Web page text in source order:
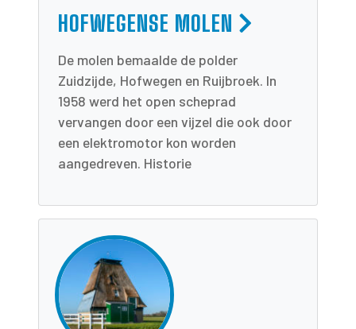
HOFWEGENSE MOLEN
De molen bemaalde de polder
Zuidzijde, Hofwegen en Ruijbroek. In
1958 werd het open scheprad
vervangen door een vijzel die ook door
een elektromotor kon worden
aangedreven. Historie